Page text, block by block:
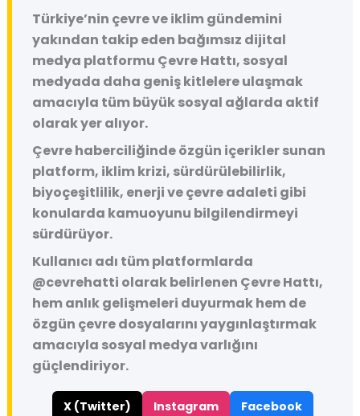
Türkiye’nin çevre ve iklim gündemini
yakından takip eden bağımsız dijital
medya platformu Çevre Hattı, sosyal
medyada daha geniş kitlelere ulaşmak
amacıyla tüm büyük sosyal ağlarda aktif
olarak yer alıyor.
Çevre haberciliğinde özgün içerikler sunan
platform, iklim krizi, sürdürülebilirlik,
biyoçeşitlilik, enerji ve çevre adaleti gibi
konularda kamuoyunu bilgilendirmeyi
sürdürüyor.
Kullanıcı adı tüm platformlarda
@cevrehatti olarak belirlenen Çevre Hattı,
hem anlık gelişmeleri duyurmak hem de
özgün çevre dosyalarını yaygınlaştırmak
amacıyla sosyal medya varlığını
güçlendiriyor.
X (Twitter) Instagram Facebook